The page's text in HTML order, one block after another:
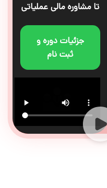
تا مشاوره مالی عملیاتی
جزئیات دوره و
ثبت نام